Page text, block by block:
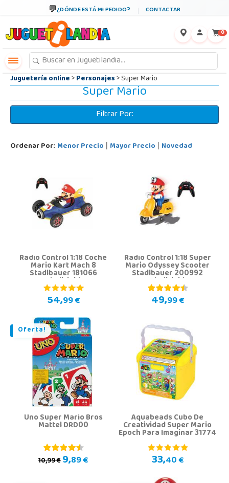
¿DÓNDE ESTÁ MI PEDIDO? CONTACTAR
0
Juguetería online>Personajes> Super Mario
Super Mario
Filtrar Por:
Ordenar Por: Menor Precio | Mayor Precio | Novedad
Radio Control 1:18 Coche
Mario Kart Mach 8
Stadlbauer 181066
Teledirigido
54,99 €
Radio Control 1:18 Super
Mario Odyssey Scooter
Stadlbauer 200992
Teledirigido
49,99 €
Oferta!
Uno Super Mario Bros
Mattel DRD00
10,99 €9,89 €
Aquabeads Cubo De
Creatividad Super Mario
Epoch Para Imaginar 31774
33,40 €